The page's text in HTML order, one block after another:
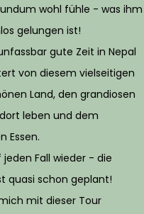
wohl fühle - was ihm
gelungen ist!
gute Zeit in Nepal
von diesem vielseitigen
Land, den grandiosen
leben und dem
Essen.
Fall wieder - die
quasi schon geplant!
mit dieser Tour